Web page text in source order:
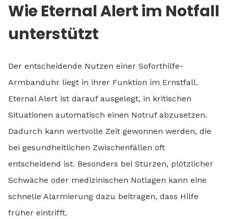
Wie Eternal Alert im Notfall
unterstützt
Der entscheidende Nutzen einer Soforthilfe-
Armbanduhr liegt in ihrer Funktion im Ernstfall.
Eternal Alert ist darauf ausgelegt, in kritischen
Situationen automatisch einen Notruf abzusetzen.
Dadurch kann wertvolle Zeit gewonnen werden, die
bei gesundheitlichen Zwischenfällen oft
entscheidend ist. Besonders bei Stürzen, plötzlicher
Schwäche oder medizinischen Notlagen kann eine
schnelle Alarmierung dazu beitragen, dass Hilfe
früher eintrifft.